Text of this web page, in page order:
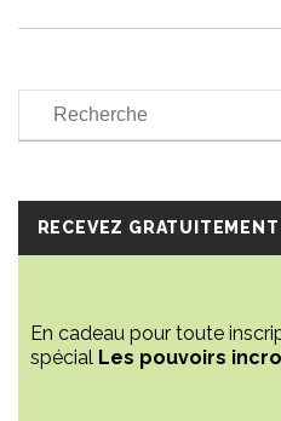
RECEVEZ
En cadeau pour toute
spécial Les pouvoirs